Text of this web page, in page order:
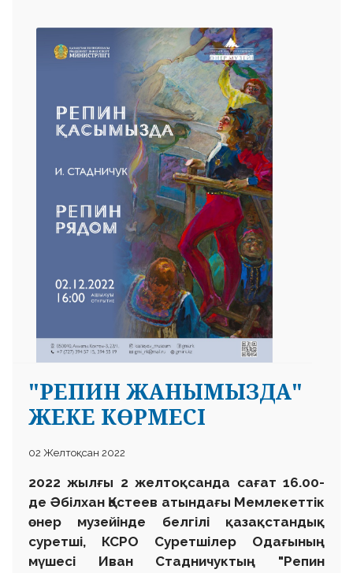
"РЕПИН ЖАНЫМЫЗДА"
ЖЕКЕ КӨРМЕСІ
02 Желтоқсан 2022
2022 жылғы 2 желтоқсанда сағат 16.00-
де Әбілхан Қастеев атындағы Мемлекеттік
өнер музейінде белгілі қазақстандық
суретші, КСРО Суретшілер Одағының
мүшесі Иван Стадничуктың "Репин